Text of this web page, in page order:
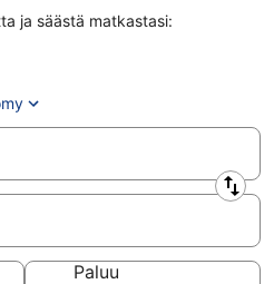
ja säästä matkastasi:
Paluu